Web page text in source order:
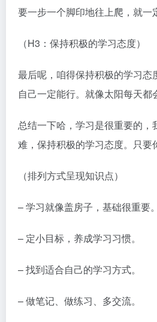
要一步一个脚印地往上爬，就一
（H3：保持积极的学习态度）
最后呢，咱得保持积极的学习
自己一定能行。就像太阳每天都
总结一下哈，学习是很重要的
难，保持积极的学习态度。只要
（排列方式呈现知识点）
– 学习就像盖房子，基础很重要。
– 定小目标，养成学习习惯。
– 找到适合自己的学习方式。
– 做笔记、做练习、多交流。